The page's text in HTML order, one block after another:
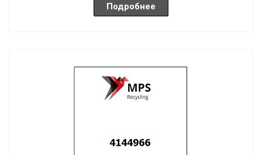
Подробнее